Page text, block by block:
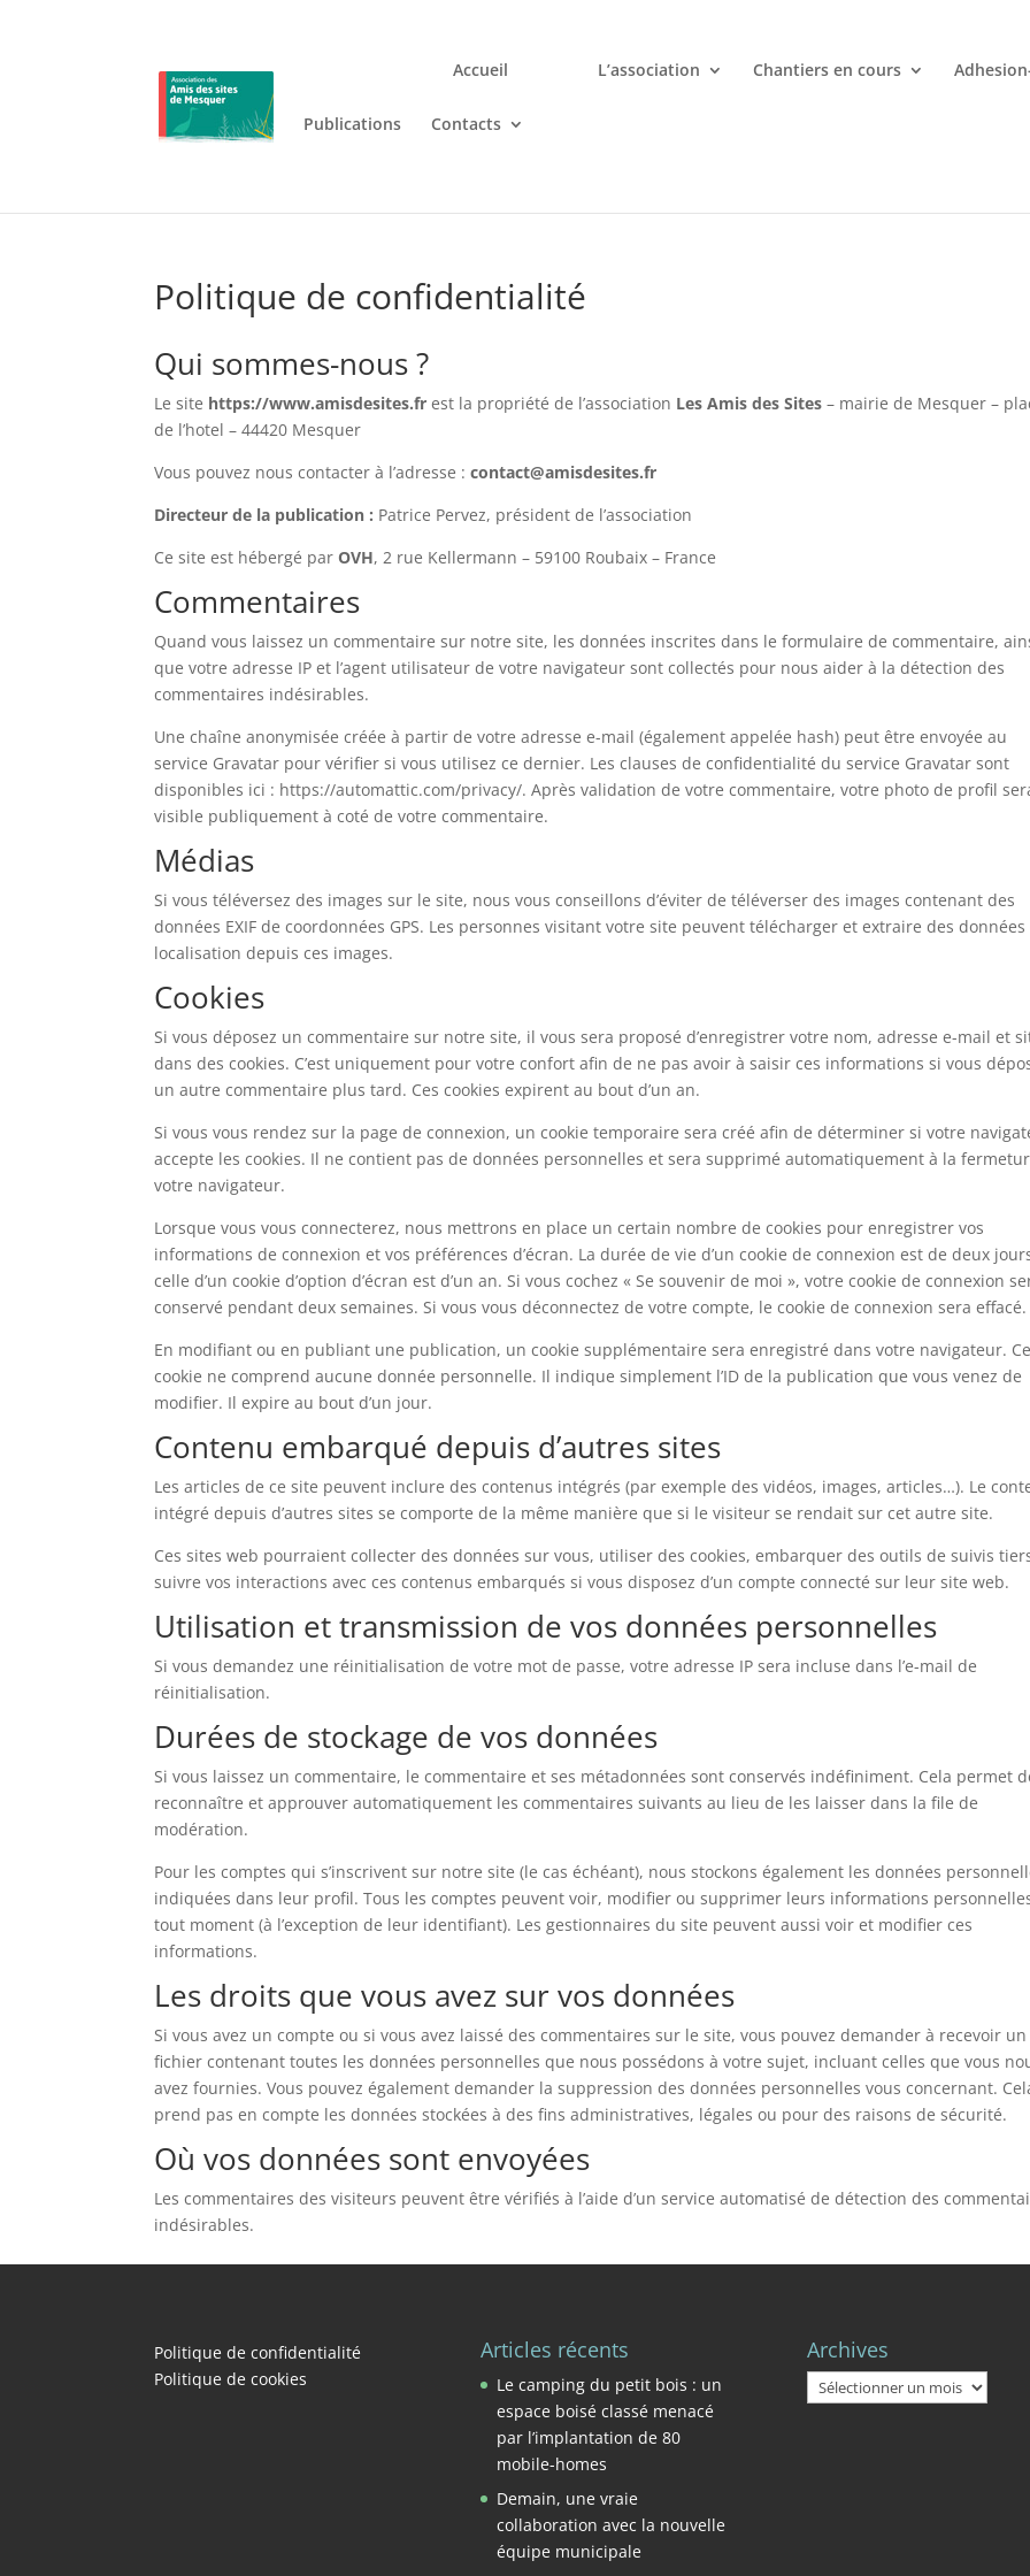
Accueil L’association Chantiers en cours
Publications Contacts
Jouez n’importe où et n’importe quand avec votre smartphone chez
Politique de confidentialité
Qui sommes-nous ?
Le site https://www.amisdesites.fr est la propriété de l’association Les Amis des Sites – mairie de Mesquer –
de l’hotel – 44420 Mesquer
Vous pouvez nous contacter à l’adresse :contact@amisdesites.fr
Directeur de la publication : Patrice Pervez, président de l’association
Ce site est hébergé parOVH, 2 rue Kellermann – 59100 Roubaix – France
Commentaires
Quand vous laissez un commentaire sur notre site, les données inscrites dans le formulaire de commentaire,
que votre adresse IP et l’agent utilisateur de votre navigateur sont collectés pour nous aider à la détection des
commentaires indésirables.
Une chaîne anonymisée créée à partir de votre adresse e-mail (également appelée hash) peut être envoyée au
service Gravatar pour vérifier si vous utilisez ce dernier. Les clauses de confidentialité du service Gravatar sont
disponibles ici : https://automattic.com/privacy/. Après validation de votre commentaire, votre photo de profil
visible publiquement à coté de votre commentaire.
Médias
Si vous téléversez des images sur le site, nous vous conseillons d’éviter de téléverser des images contenant des
données EXIF de coordonnées GPS. Les personnes visitant votre site peuvent télécharger et extraire des données
localisation depuis ces images.
Cookies
Si vous déposez un commentaire sur notre site, il vous sera proposé d’enregistrer votre nom, adresse e-mail et
dans des cookies. C’est uniquement pour votre confort afin de ne pas avoir à saisir ces informations si vous
un autre commentaire plus tard. Ces cookies expirent au bout d’un an.
Si vous vous rendez sur la page de connexion, un cookie temporaire sera créé afin de déterminer si votre
accepte les cookies. Il ne contient pas de données personnelles et sera supprimé automatiquement à la
votre navigateur.
Lorsque vous vous connecterez, nous mettrons en place un certain nombre de cookies pour enregistrer vos
informations de connexion et vos préférences d’écran. La durée de vie d’un cookie de connexion est de deux
celle d’un cookie d’option d’écran est d’un an. Si vous cochez « Se souvenir de moi », votre cookie de connexion
conservé pendant deux semaines. Si vous vous déconnectez de votre compte, le cookie de connexion sera effacé.
En modifiant ou en publiant une publication, un cookie supplémentaire sera enregistré dans votre navigateur. Ce
cookie ne comprend aucune donnée personnelle. Il indique simplement l’ID de la publication que vous venez de
modifier. Il expire au bout d’un jour.
Contenu embarqué depuis d’autres sites
Les articles de ce site peuvent inclure des contenus intégrés (par exemple des vidéos, images, articles…). Le
intégré depuis d’autres sites se comporte de la même manière que si le visiteur se rendait sur cet autre site.
Ces sites web pourraient collecter des données sur vous, utiliser des cookies, embarquer des outils de suivis
suivre vos interactions avec ces contenus embarqués si vous disposez d’un compte connecté sur leur site web.
Utilisation et transmission de vos données personnelles
Si vous demandez une réinitialisation de votre mot de passe, votre adresse IP sera incluse dans l’e-mail de
réinitialisation.
Durées de stockage de vos données
Si vous laissez un commentaire, le commentaire et ses métadonnées sont conservés indéfiniment. Cela permet
reconnaître et approuver automatiquement les commentaires suivants au lieu de les laisser dans la file de
modération.
Pour les comptes qui s’inscrivent sur notre site (le cas échéant), nous stockons également les données
indiquées dans leur profil. Tous les comptes peuvent voir, modifier ou supprimer leurs informations
tout moment (à l’exception de leur identifiant). Les gestionnaires du site peuvent aussi voir et modifier ces
informations.
Les droits que vous avez sur vos données
Si vous avez un compte ou si vous avez laissé des commentaires sur le site, vous pouvez demander à recevoir un
fichier contenant toutes les données personnelles que nous possédons à votre sujet, incluant celles que vous
avez fournies. Vous pouvez également demander la suppression des données personnelles vous concernant.
prend pas en compte les données stockées à des fins administratives, légales ou pour des raisons de sécurité.
Où vos données sont envoyées
Les commentaires des visiteurs peuvent être vérifiés à l’aide d’un service automatisé de détection des
indésirables.
Politique de confidentialité
Politique de cookies
Articles récents
Le camping du petit bois : un
espace boisé classé menacé
par l’implantation de 80
mobile-homes
Demain, une vraie
collaboration avec la nouvelle
équipe municipale
Archives
Archives